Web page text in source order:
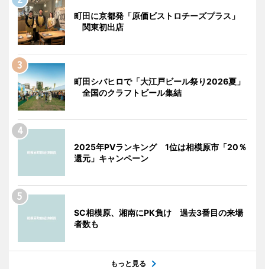
町田に京都発「原価ビストロチーズプラス」
関東初出店
町田シバヒロで「大江戸ビール祭り2026夏」
全国のクラフトビール集結
2025年PVランキング 1位は相模原市「20％
還元」キャンペーン
SC相模原、湘南にPK負け 過去3番目の来場
者数も
もっと見る